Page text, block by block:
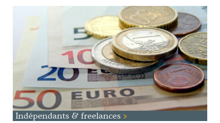
Indépendants & freelances